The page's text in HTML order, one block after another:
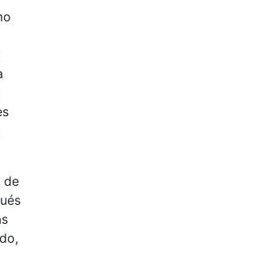
de